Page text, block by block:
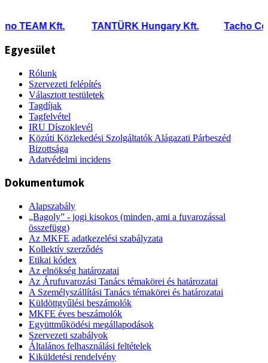
TEAM Kft. TANTÜRK Hungary Kft. Tacho
Egyesület
Rólunk
Szervezeti felépítés
Választott testületek
Tagdíjak
Tagfelvétel
IRU Díszoklevél
Közúti Közlekedési Szolgáltatók Alágazati Párbeszéd
Bizottsága
Adatvédelmi incidens
Dokumentumok
Alapszabály
„Bagoly” - jogi kisokos (minden, ami a fuvarozással
összefügg)
Az MKFE adatkezelési szabályzata
Kollektív szerződés
Etikai kódex
Az elnökség határozatai
Az Árufuvarozási Tanács témakörei és határozatai
A Személyszállítási Tanács témakörei és határozatai
Küldöttgyűlési beszámolók
MKFE éves beszámolók
Együttműködési megállapodások
Szervezeti szabályok
Általános felhasználási feltételek
Kiküldetési rendelvény